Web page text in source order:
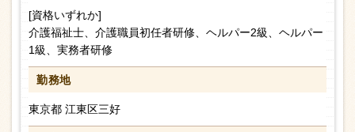
[資格いずれか]
介護福祉士、介護職員初任者研修、ヘルパー2級、ヘルパー
1級、実務者研修
勤務地
東京都 江東区三好